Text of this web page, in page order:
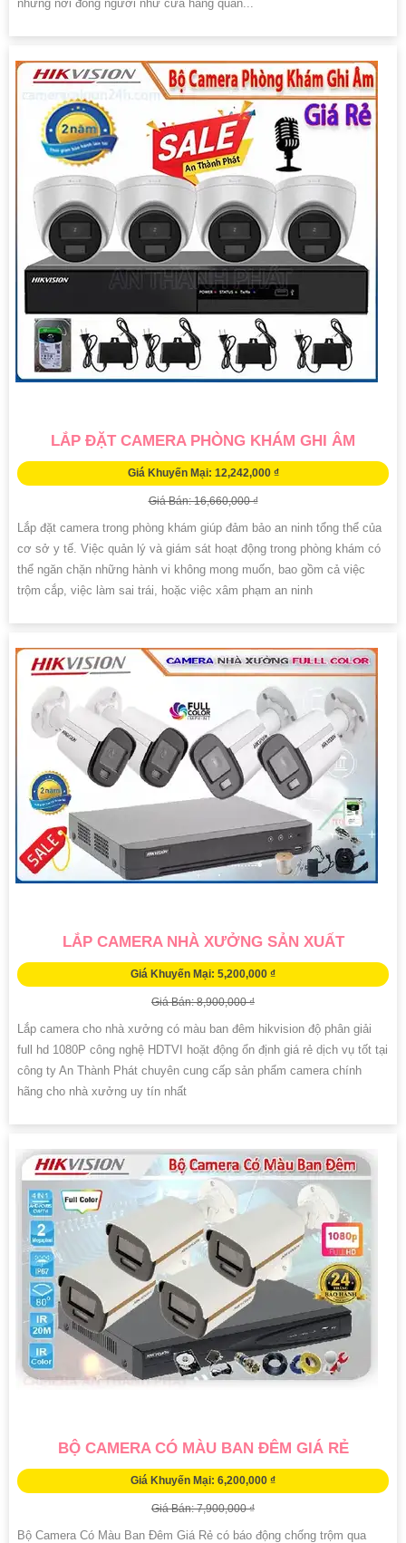
những nơi đông người như cửa hàng quần...
LẮP ĐẶT CAMERA PHÒNG KHÁM GHI ÂM
Giá Khuyến Mại: 12,242,000 ₫
Giá Bán: 16,660,000 ₫
Lắp đặt camera trong phòng khám giúp đảm bảo an ninh tổng thể của
cơ sở y tế. Việc quản lý và giám sát hoạt động trong phòng khám có
thể ngăn chặn những hành vi không mong muốn, bao gồm cả việc
trộm cắp, việc làm sai trái, hoặc việc xâm phạm an ninh
LẮP CAMERA NHÀ XƯỞNG SẢN XUẤT
Giá Khuyến Mại: 5,200,000 ₫
Giá Bán: 8,900,000 ₫
Lắp camera cho nhà xưởng có màu ban đêm hikvision độ phân giải
full hd 1080P công nghệ HDTVI hoặt động ổn định giá rẻ dịch vụ tốt tại
công ty An Thành Phát chuyên cung cấp sản phẩm camera chính
hãng cho nhà xưởng uy tín nhất
BỘ CAMERA CÓ MÀU BAN ĐÊM GIÁ RẺ
Giá Khuyến Mại: 6,200,000 ₫
Giá Bán: 7,900,000 ₫
Bộ Camera Có Màu Ban Đêm Giá Rẻ có báo động chống trộm qua